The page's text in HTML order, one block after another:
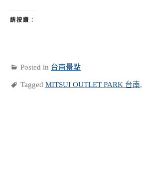
請按讚：
Posted in 台南景點
Tagged MITSUI OUTLET PARK 台南,